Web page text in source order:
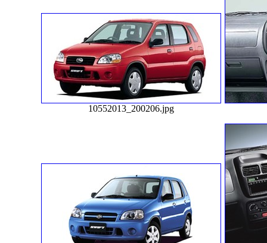
10552013_200206.jpg